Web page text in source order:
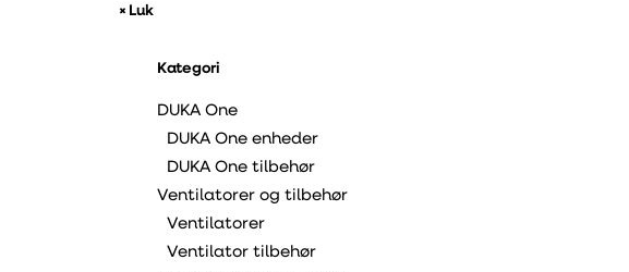
× Luk
Kategori
DUKA One
DUKA One enheder
DUKA One tilbehør
Ventilatorer og tilbehør
Ventilatorer
Ventilator tilbehør